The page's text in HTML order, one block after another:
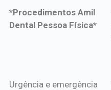
*Procedimentos Amil
Dental Pessoa Física*
*Procedimentos Amil
Urgência e emergência